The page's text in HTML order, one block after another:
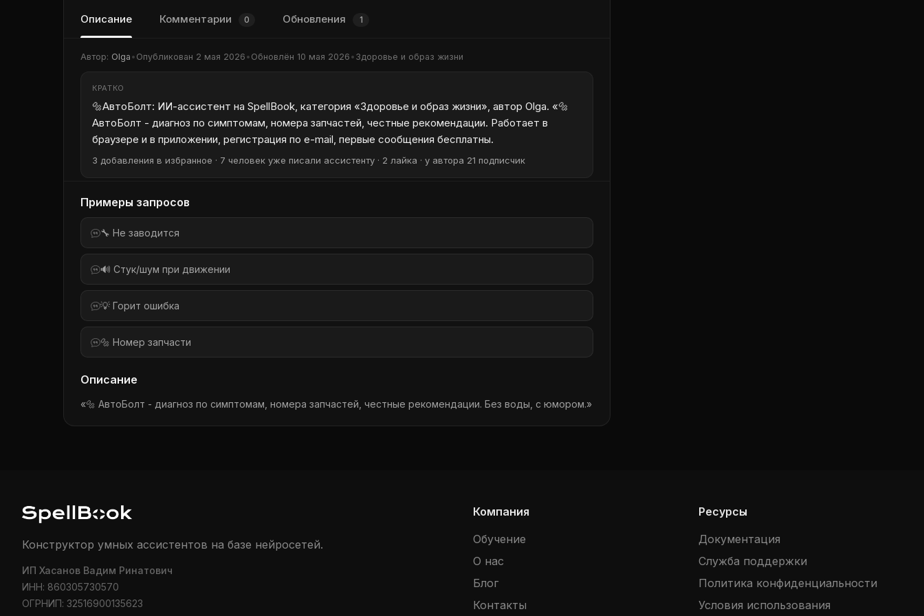
Описание Комментарии 0 Обновления 1
Автор: Olga • Опубликован 2 мая 2026 • Обновлён 10 мая 2026 • Здоровье и образ жизни
КРАТКО
🔩АвтоБолт: ИИ-ассистент на SpellBook, категория «Здоровье и образ жизни», автор Olga. «🔩
АвтоБолт - диагноз по симптомам, номера запчастей, честные рекомендации. Работает в
браузере и в приложении, регистрация по e-mail, первые сообщения бесплатны.
3 добавления в избранное · 7 человек уже писали ассистенту · 2 лайка · у автора 21 подписчик
Примеры запросов
🔧 Не заводится
🔊 Стук/шум при движении
💡 Горит ошибка
🔩 Номер запчасти
Описание
«🔩 АвтоБолт - диагноз по симптомам, номера запчастей, честные рекомендации. Без воды, с юмором.»
Конструктор умных ассистентов на базе нейросетей.
ИП Хасанов Вадим Ринатович
ИНН: 860305730570
ОГРНИП: 32516900135623
Компания
Обучение
О нас
Блог
Контакты
Ресурсы
Документация
Служба поддержки
Политика конфиденциальности
Условия использования